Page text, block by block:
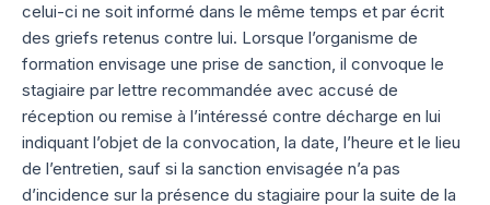
celui-ci ne soit informé dans le même temps et par écrit
des griefs retenus contre lui. Lorsque l’organisme de
formation envisage une prise de sanction, il convoque le
stagiaire par lettre recommandée avec accusé de
réception ou remise à l’intéressé contre décharge en lui
indiquant l’objet de la convocation, la date, l’heure et le lieu
de l’entretien, sauf si la sanction envisagée n’a pas
d’incidence sur la présence du stagiaire pour la suite de la